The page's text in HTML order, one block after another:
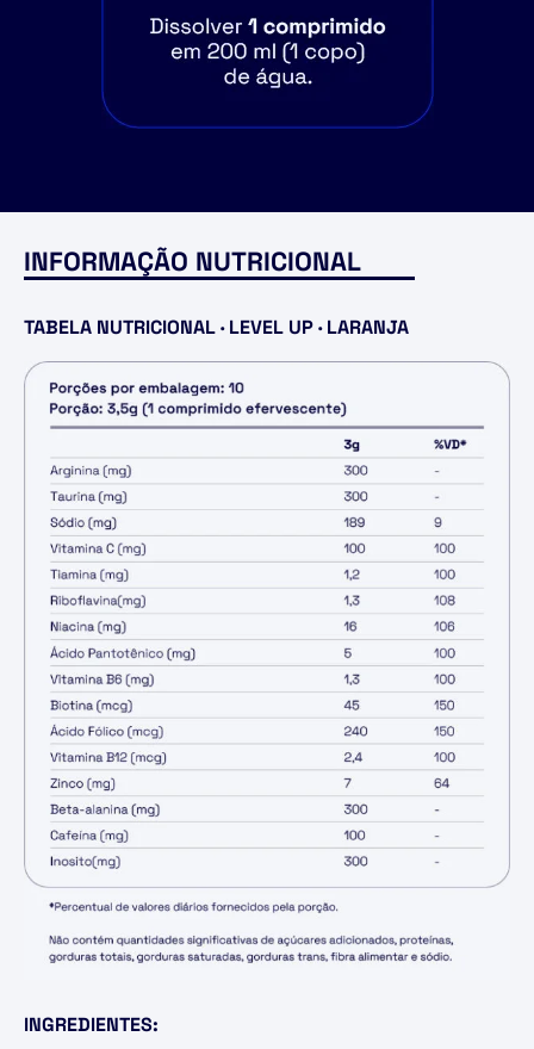
INFORMAÇÃO NUTRICIONAL
TABELA NUTRICIONAL · LEVEL UP · LARANJA
INGREDIENTES: